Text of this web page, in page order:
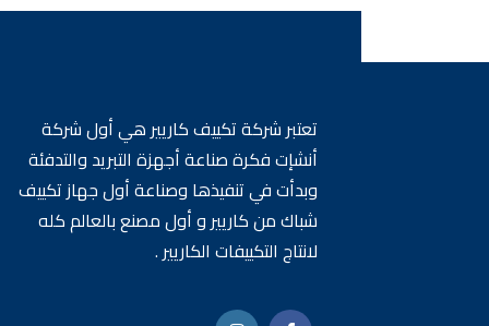
تعتبر شركة تكييف كاريير هي أول شركة
أنشإت فكرة صناعة أجهزة التبريد والتدفئة
وبدأت في تنفيذها وصناعة أول جهاز تكييف
شباك من كاريير و أول مصنع بالعالم كله
لانتاج التكييفات الكاريير .